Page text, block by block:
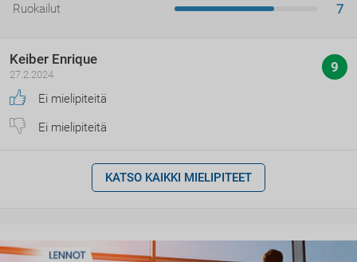
Ruokailut 7
Keiber Enrique
27.2.2024 9
Ei mielipiteitä
Ei mielipiteitä
KATSO KAIKKI MIELIPITEET